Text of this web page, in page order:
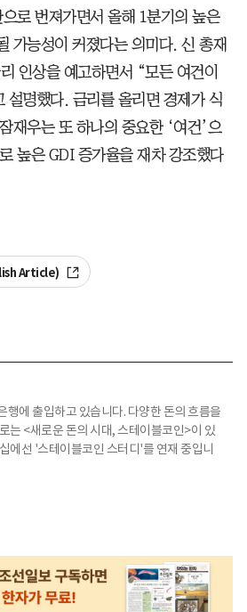
로 번져가면서 올해 1분기의 높은
가능성이 커졌다는 의미다. 신 총재
인상을 예고하면서 “모든 여건이
설명했다. 금리를 올리면 경제가 식
재우는 또 하나의 중요한 ‘여건’으
높은 GDI 증가율을 재차 강조했다
Article)
행에 출입하고 있습니다. 다양한 돈의 흐름을
는 <새로운 돈의 시대, 스테이블코인>이 있
에선 '스테이블코인 스터디'를 연재 중입니